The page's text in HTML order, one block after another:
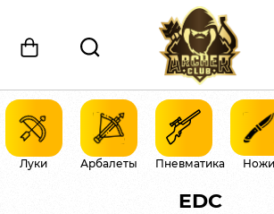
Луки Арбалеты Пневматика Ножи
EDC